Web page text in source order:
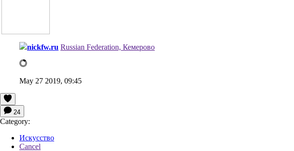
nickfw.ru Russian Federation, Кемерово
May 27 2019, 09:45
24
Category:
Искусство
Cancel